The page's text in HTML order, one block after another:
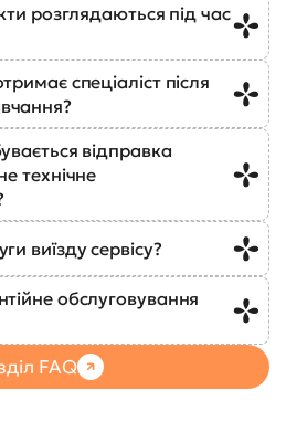
розглядаються під час
спеціаліст після
відправка
технічне
виїзду сервісу?
обслуговування
FAQ